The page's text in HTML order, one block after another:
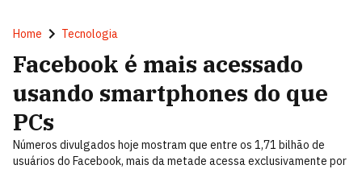
Home Tecnologia
Facebook é mais acessado
usando smartphones do que
PCs
Números divulgados hoje mostram que entre os 1,71 bilhão de
usuários do Facebook, mais da metade acessa exclusivamente por